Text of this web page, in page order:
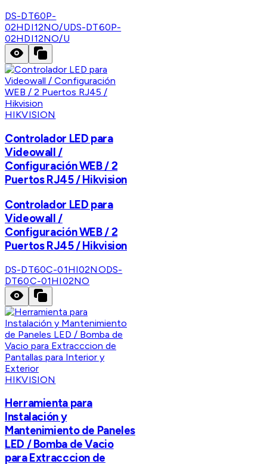
DS-DT60P-
02HDI12NO/UDS-DT60P-
02HDI12NO/U
HIKVISION
Controlador LED para
Videowall /
Configuración WEB / 2
Puertos RJ45 / Hikvision
Controlador LED para
Videowall /
Configuración WEB / 2
Puertos RJ45 / Hikvision
DS-DT60C-01HI02NODS-
DT60C-01HI02NO
HIKVISION
Herramienta para
Instalación y
Mantenimiento de Paneles
LED / Bomba de Vacio
para Extracccion de